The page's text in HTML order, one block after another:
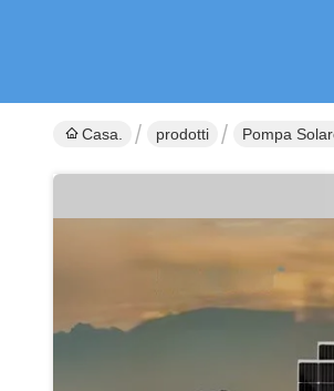
Casa. prodotti Pompa